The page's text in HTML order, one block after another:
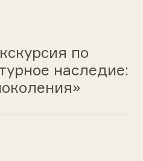
по
наследие: